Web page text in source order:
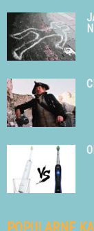
POPULARNE